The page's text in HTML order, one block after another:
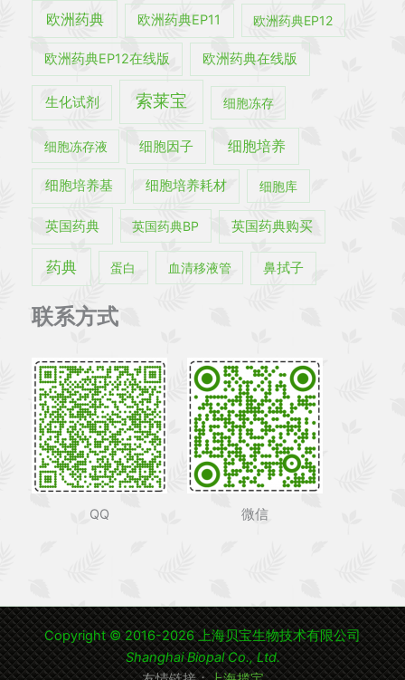
欧洲药典 欧洲药典EP11 欧洲药典EP12
欧洲药典EP12在线版 欧洲药典在线版
生化试剂 索莱宝 细胞冻存
细胞冻存液 细胞因子 细胞培养
细胞培养基 细胞培养耗材 细胞库
英国药典 英国药典BP 英国药典购买
药典 蛋白 血清移液管 鼻拭子
联系方式
QQ 微信
Copyright © 2016-2026 上海贝宝生物技术有限公司
Shanghai Biopal Co., Ltd.